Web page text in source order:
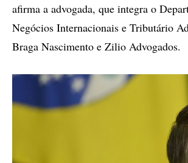
afirma a advogada, que integra o
Negócios Internacionais e Tributário
Braga Nascimento e Zilio Advogados.